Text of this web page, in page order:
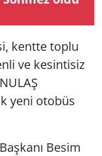
kentte toplu
ve kesintisiz
yeni otobüs
Besim